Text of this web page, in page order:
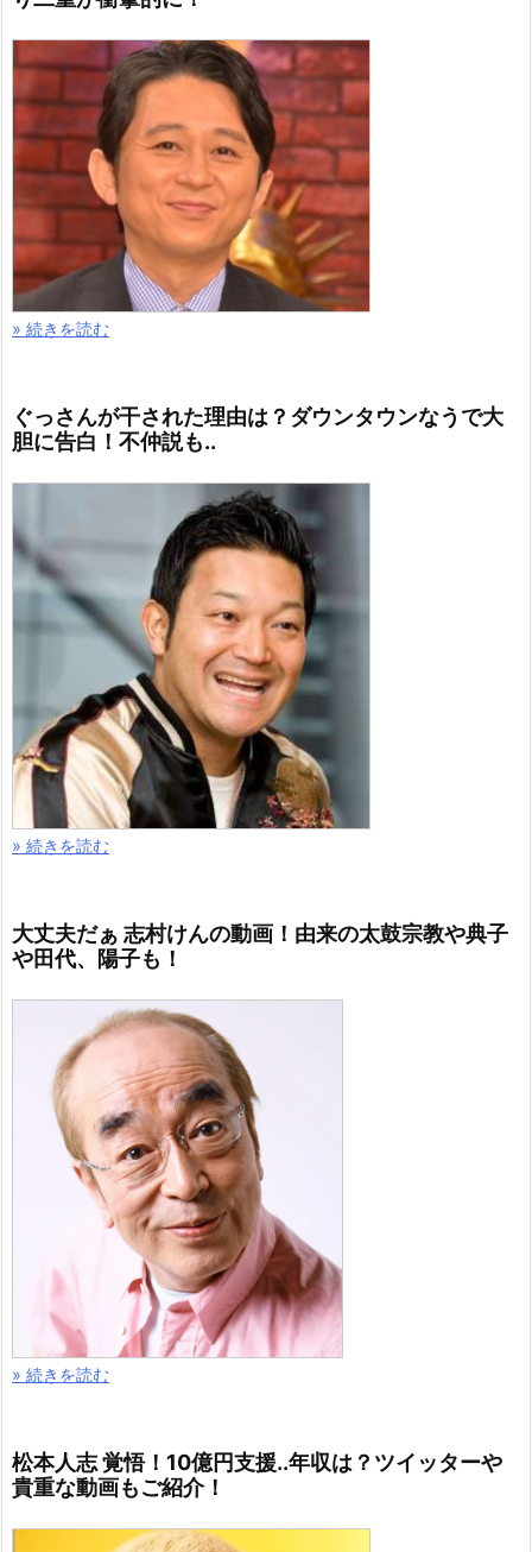
» 続きを読む
ぐっさんが干された理由は？ダウンタウンなうで大
胆に告白！不仲説も..
» 続きを読む
大丈夫だぁ 志村けんの動画！由来の太鼓宗教や典子
や田代、陽子も！
» 続きを読む
松本人志 覚悟！10億円支援..年収は？ツイッターや
貴重な動画もご紹介！